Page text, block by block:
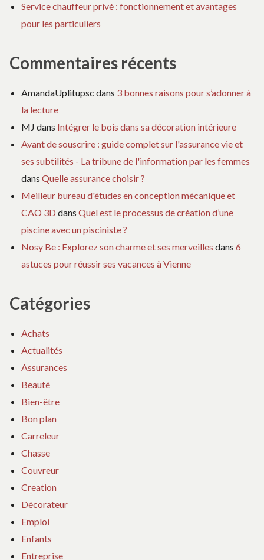
Service chauffeur privé : fonctionnement et avantages
pour les particuliers
Commentaires récents
AmandaUplitupsc dans 3 bonnes raisons pour s’adonner à
la lecture
MJ dans Intégrer le bois dans sa décoration intérieure
Avant de souscrire : guide complet sur l'assurance vie et
ses subtilités - La tribune de l'information par les femmes
dans Quelle assurance choisir ?
Meilleur bureau d'études en conception mécanique et
CAO 3D dans Quel est le processus de création d’une
piscine avec un pisciniste ?
Nosy Be : Explorez son charme et ses merveilles dans 6
astuces pour réussir ses vacances à Vienne
Catégories
Achats
Actualités
Assurances
Beauté
Bien-être
Bon plan
Carreleur
Chasse
Couvreur
Creation
Décorateur
Emploi
Enfants
Entreprise